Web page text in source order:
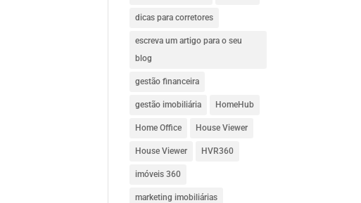
dicas para corretores
escreva um artigo para o seu
blog
gestão financeira
gestão imobiliária HomeHub
Home Office House Viewer
House Viewer HVR360
imóveis 360
marketing imobiliárias